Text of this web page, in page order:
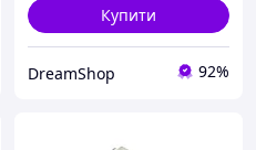
Купити
DreamShop 92%